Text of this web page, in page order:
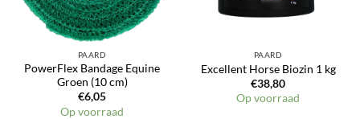
PAARD
PowerFlex Bandage Equine
Groen (10 cm)
€6,05
Op voorraad
PAARD
Excellent Horse Biozin 1 kg
€38,80
Op voorraad